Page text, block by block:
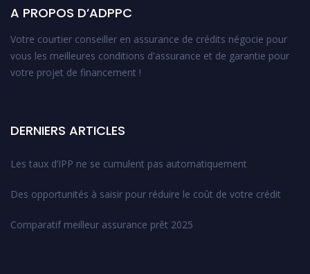
A PROPOS D’ADPPC
Votre courtier conseiller en assurance de crédits négocie pour
vous les meilleures conditions d'assurance et de garantie pour
votre projet de financement !
DERNIERS ARTICLES
Les taux d’IPP ne se cumulent pas automatiquement
Des opportunités à saisir pour réduire le coût de votre crédit
Comparatif meilleur assurance prêt 2025